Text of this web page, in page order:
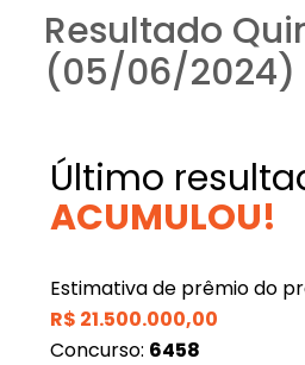
Resultado
(05/06/2024)
Último
ACUMULOU!
Estimativa de prêmio do
R$ 21.500.000,00
Concurso: 6458